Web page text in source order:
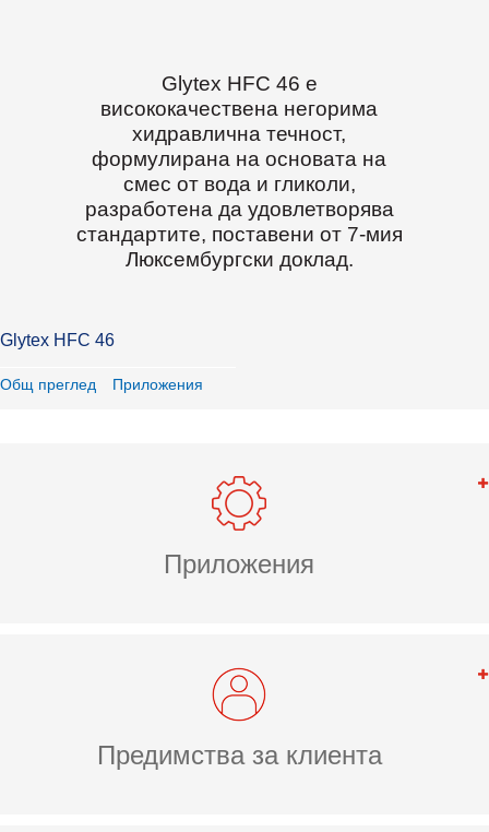
Glytex HFC 46 е
висококачествена негорима
хидравлична течност,
формулирана на основата на
смес от вода и гликоли,
разработена да удовлетворява
стандартите, поставени от 7-мия
Люксембургски доклад.
Glytex HFC 46
Общ преглед Приложения
Приложения
Предимства за клиента